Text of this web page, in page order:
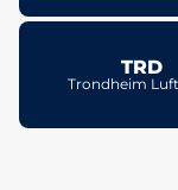
TRD
Trondheim